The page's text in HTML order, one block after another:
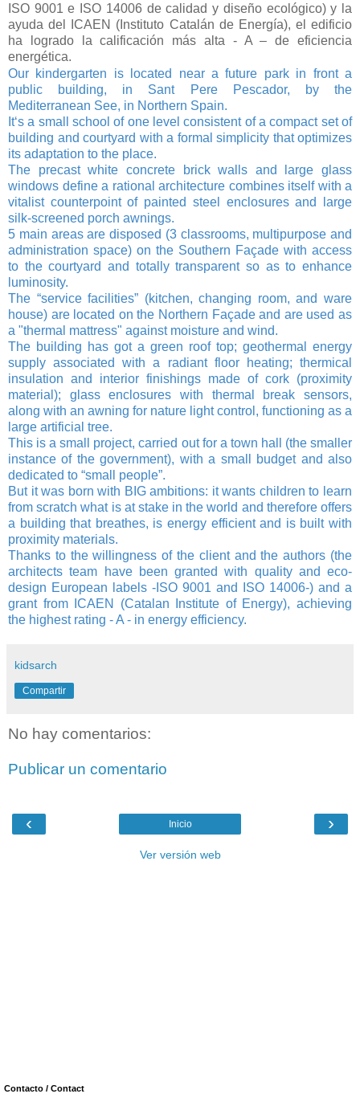
ISO 9001 e ISO 14006 de calidad y diseño ecológico) y la
ayuda del ICAEN (Instituto Catalán de Energía), el edificio
ha logrado la calificación más alta - A – de eficiencia
energética.
Our kindergarten is located near a future park in front a
public building, in Sant Pere Pescador, by the
Mediterranean See, in Northern Spain.
It‘s a small school of one level consistent of a compact set of
building and courtyard with a formal simplicity that optimizes
its adaptation to the place.
The precast white concrete brick walls and large glass
windows define a rational architecture combines itself with a
vitalist counterpoint of painted steel enclosures and large
silk-screened porch awnings.
5 main areas are disposed (3 classrooms, multipurpose and
administration space) on the Southern Façade with access
to the courtyard and totally transparent so as to enhance
luminosity.
The “service facilities” (kitchen, changing room, and ware
house) are located on the Northern Façade and are used as
a "thermal mattress" against moisture and wind.
The building has got a green roof top; geothermal energy
supply associated with a radiant floor heating; thermical
insulation and interior finishings made of cork (proximity
material); glass enclosures with thermal break sensors,
along with an awning for nature light control, functioning as a
large artificial tree.
This is a small project, carried out for a town hall (the smaller
instance of the government), with a small budget and also
dedicated to “small people”.
But it was born with BIG ambitions: it wants children to learn
from scratch what is at stake in the world and therefore offers
a building that breathes, is energy efficient and is built with
proximity materials.
Thanks to the willingness of the client and the authors (the
architects team have been granted with quality and eco-
design European labels -ISO 9001 and ISO 14006-) and a
grant from ICAEN (Catalan Institute of Energy), achieving
the highest rating - A - in energy efficiency.
kidsarch
Compartir
No hay comentarios:
Publicar un comentario
‹ ›
Inicio
Ver versión web
Contacto / Contact